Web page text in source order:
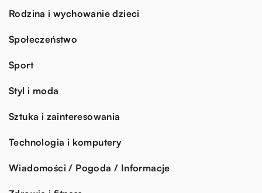
Rodzina i wychowanie dzieci
Społeczeństwo
Sport
Styl i moda
Sztuka i zainteresowania
Technologia i komputery
Wiadomości / Pogoda / Informacje